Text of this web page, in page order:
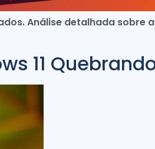
Análise detalhada
11